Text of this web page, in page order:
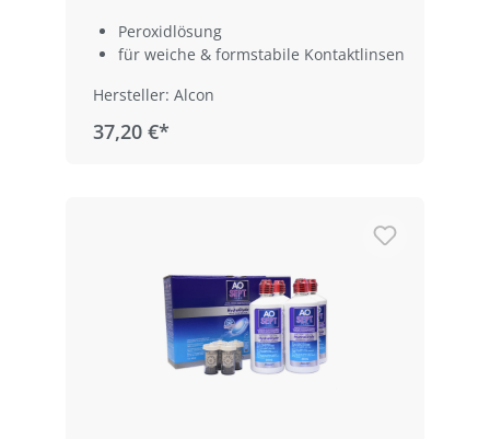
Peroxidlösung
für weiche & formstabile Kontaktlinsen
Hersteller: Alcon
37,20 €*